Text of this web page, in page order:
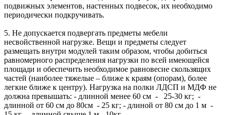
подвижных элементов, настенных подвесок, их необходимо
периодически подкручивать.
5. Не допускается подвергать предметы мебели
несвойственной нагрузке. Вещи и предметы следует
размещать внутри модулей таким образом, чтобы добиться
равномерного распределения нагрузки по всей имеющейся
площади и обеспечить необходимое равновесие скользящих
частей (наиболее тяжелые – ближе к краям (опорам), более
легкие ближе к центру). Нагрузка на полки ЛДСП и МДФ не
должна превышать: - длинной менее 60 см - 25-30 кг; -
длинной от 60 см до 80см - 25 кг; - длиной от 80 см до 1 м -